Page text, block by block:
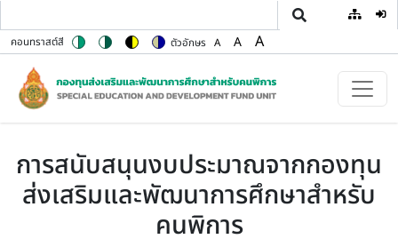
คอนทราสต์สี
Switch to color theme
Switch to high contrast theme
Switch to high visibility theme
Switch to soft theme
ตัวอักษร A
Set font size to 100%
A
Set font size to 125%
A
การสนับสนุนงบประมาณจากกองทุน
ส่งเสริมและพัฒนาการศึกษาสำหรับ
คนพิการ